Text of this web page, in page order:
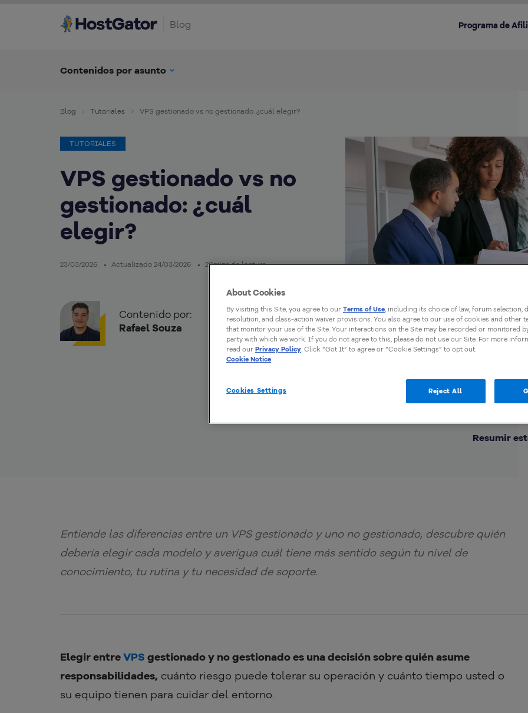
Blog Programa de
Contenidos por asunto
Blog Tutoriales VPS gestionado vs no gestionado: ¿cuál elegir?
TUTORIALES
VPS gestionado vs no
gestionado: ¿cuál
elegir?
23/03/2026 Actualizado 24/03/2026 20mins de lectura
Contenido por:
Rafael Souza
Resumir
Entiende las diferencias entre un VPS gestionado y uno no gestionado, descubre quién
debería elegir cada modelo y averigua cuál tiene más sentido según tu nivel de
conocimiento, tu rutina y tu necesidad de soporte.
Elegir entreVPS gestionado y no gestionado es una decisión sobre quién asume
responsabilidades, cuánto riesgo puede tolerar su operación y cuánto tiempo usted o
su equipo tienen para cuidar del entorno.
About Cookies
By visiting this Site, you agree to our Terms of Use, including its choice of law, forum selection,
resolution, and class-action waiver provisions. You also agree to our use of cookies and other
that monitor your use of the Site. Your interactions on the Site may be recorded or monitored
party with which we work. If you do not agree to this, please do not use our Site. For more
read our Privacy Policy. Click “Got It” to agree or “Cookie Settings” to opt out.
Cookie Notice
Cookies Settings Reject All